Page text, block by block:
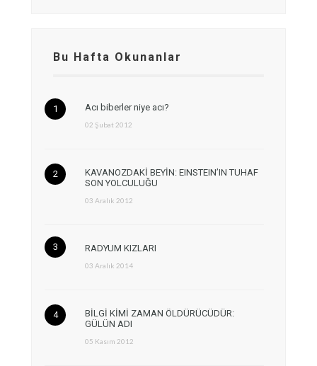
Bu Hafta Okunanlar
Acı biberler niye acı?
02 Şubat 2012
KAVANOZDAKİ BEYİN: EINSTEIN’IN TUHAF
SON YOLCULUĞU
03 Aralık 2012
RADYUM KIZLARI
03 Aralık 2014
BİLGİ KİMİ ZAMAN ÖLDÜRÜCÜDÜR:
GÜLÜN ADI
05 Kasım 2012